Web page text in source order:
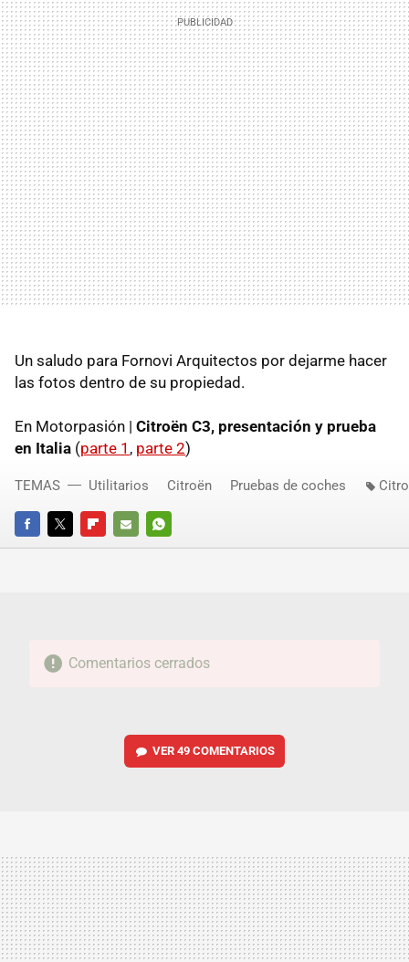
Un saludo para Fornovi Arquitectos por dejarme hacer
las fotos dentro de su propiedad.
En Motorpasión | Citroën C3, presentación y prueba
en Italia (parte 1 , parte 2)
FACEBOOKTWITTERFLIPBOARD
E-
WHATSAPP
TEMAS Utilitarios Citroën Pruebas de coches
Comentarios cerrados
VER 49 COMENTARIOS